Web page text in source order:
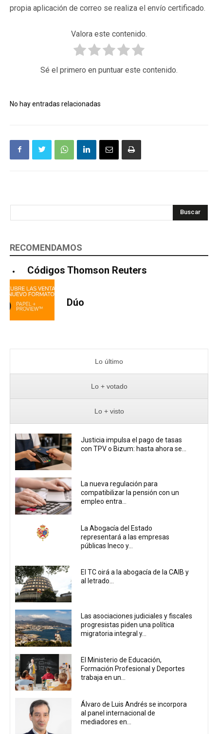
propia aplicación de correo se realiza el envío certificado.
Valora este contenido.
Sé el primero en puntuar este contenido.
No hay entradas relacionadas
Buscar
RECOMENDAMOS
Códigos Thomson Reuters
Dúo
Lo último
Lo + votado
Lo + visto
Justicia impulsa el pago de tasas
con TPV o Bizum: hasta ahora se...
La nueva regulación para
compatibilizar la pensión con un
empleo entra...
La Abogacía del Estado
representará a las empresas
públicas Ineco y...
El TC oirá a la abogacía de la CAIB y
al letrado...
Las asociaciones judiciales y fiscales
progresistas piden una política
migratoria integral y...
El Ministerio de Educación,
Formación Profesional y Deportes
trabaja en un...
Álvaro de Luis Andrés se incorpora
al panel internacional de
mediadores en...